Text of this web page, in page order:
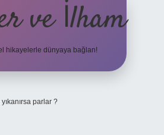
ve İlham
hikayelerle dünyaya bağlan!
parlar ?